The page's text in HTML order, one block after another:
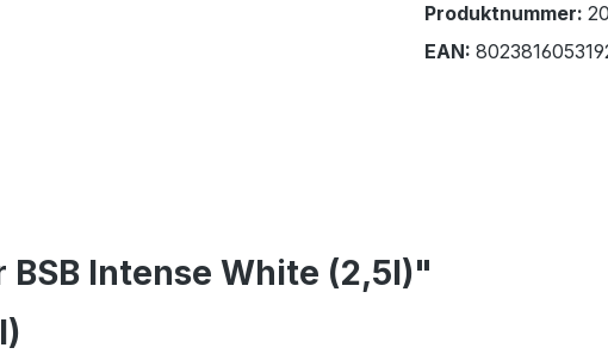
Produktnummer:
EAN:
Intense White (2,5l)"